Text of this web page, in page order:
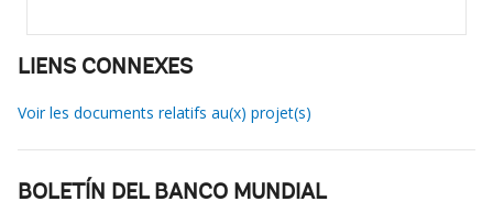
LIENS CONNEXES
Voir les documents relatifs au(x) projet(s)
BOLETÍN DEL BANCO MUNDIAL